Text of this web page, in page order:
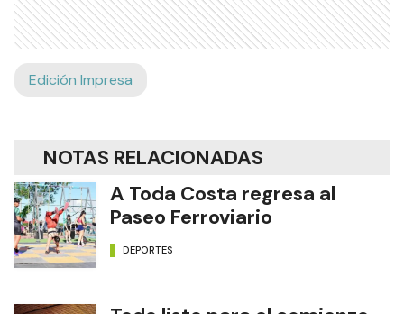
Edición Impresa
NOTAS RELACIONADAS
A Toda Costa regresa al
Paseo Ferroviario
DEPORTES